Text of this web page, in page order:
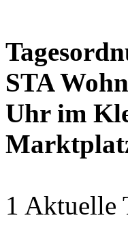
STA
Uhr im
1 Aktuelle